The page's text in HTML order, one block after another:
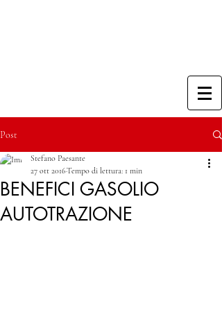
Post
BENEFICI GASOLIO
AUTOTRAZIONE
Stefano Paesante
27 ott 2016Tempo di lettura: 1 min